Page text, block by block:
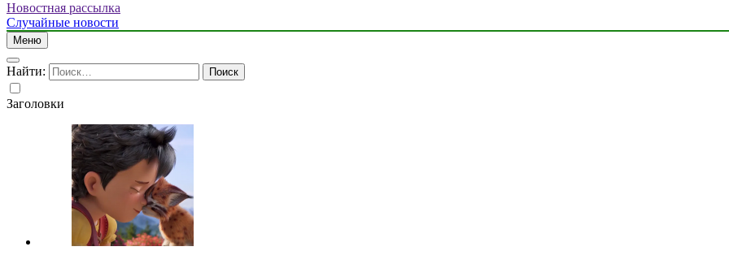
Новостная рассылка
Случайные новости
Меню
Найти:
Заголовки